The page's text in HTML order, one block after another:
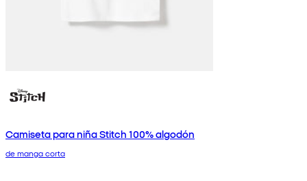
Camiseta para niña Stitch 100% algodón
de manga corta